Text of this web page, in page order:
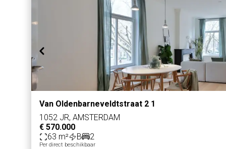
Van Oldenbarneveldtstraat 2 1
1052 JR, AMSTERDAM
€ 570.000
63 m²
B 2
Per direct beschikbaar